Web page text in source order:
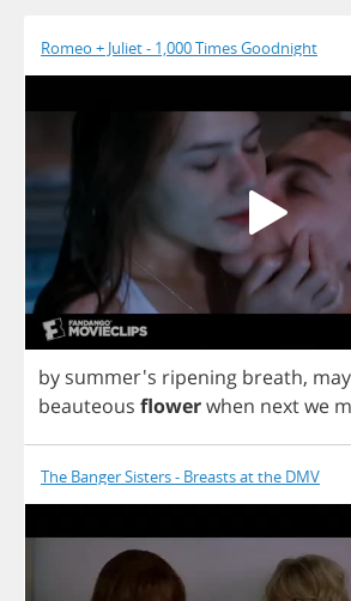
Romeo + Juliet - 1,000 Times Goodnight
by summer's ripening breath, may
beauteous flowerwhen nextwe
The Banger Sisters - Breasts at the DMV